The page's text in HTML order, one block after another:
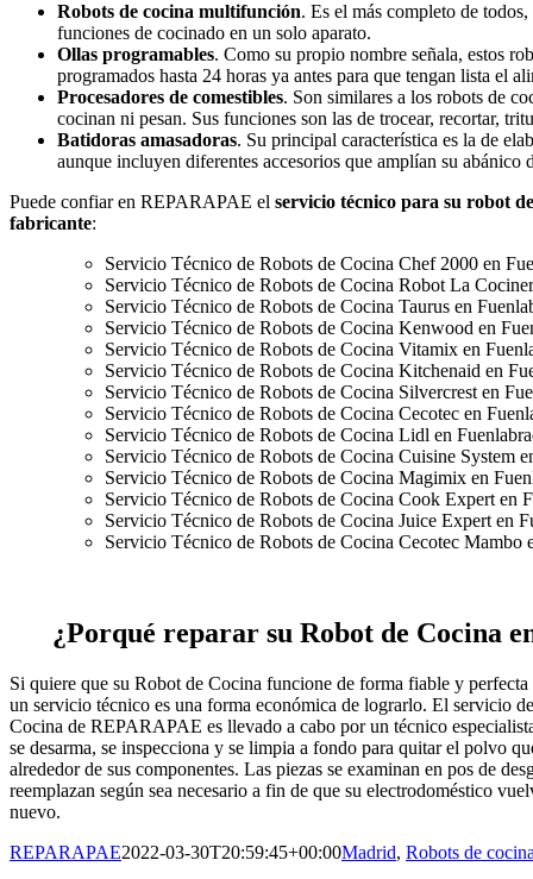
Robots de cocina multifunción. Es el más completo de
funciones de cocinado en un solo aparato.
Ollas programables. Como su propio nombre señala, estos
programados hasta 24 horas ya antes para que tengan lista el
Procesadores de comestibles. Son similares a los robots de
cocinan ni pesan. Sus funciones son las de trocear, recortar,
Batidoras amasadoras. Su principal característica es la de
aunque incluyen diferentes accesorios que amplían su abánico
Puede confiar en REPARAPAE el servicio técnico para su robot
fabricante:
Servicio Técnico de Robots de Cocina Chef 2000 en
Servicio Técnico de Robots de Cocina Robot La
Servicio Técnico de Robots de Cocina Taurus en
Servicio Técnico de Robots de Cocina Kenwood en
Servicio Técnico de Robots de Cocina Vitamix en
Servicio Técnico de Robots de Cocina Kitchenaid en
Servicio Técnico de Robots de Cocina Silvercrest en
Servicio Técnico de Robots de Cocina Cecotec en
Servicio Técnico de Robots de Cocina Lidl en
Servicio Técnico de Robots de Cocina Cuisine System
Servicio Técnico de Robots de Cocina Magimix en
Servicio Técnico de Robots de Cocina Cook Expert en
Servicio Técnico de Robots de Cocina Juice Expert en
Servicio Técnico de Robots de Cocina Cecotec Mambo
¿Porqué reparar su Robot de Cocina
Si quiere que su Robot de Cocina funcione de forma fiable y perfecta
un servicio técnico es una forma económica de lograrlo. El servicio
Cocina de REPARAPAE es llevado a cabo por un técnico
se desarma, se inspecciona y se limpia a fondo para quitar el polvo
alrededor de sus componentes. Las piezas se examinan en pos de
reemplazan según sea necesario a fin de que su electrodoméstico
nuevo.
REPARAPAE2022-03-30T20:59:45+00:00Madrid, Robots de